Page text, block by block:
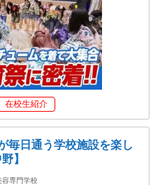
在校生紹介
毎日通う学校施設を楽し
】
容専門学校